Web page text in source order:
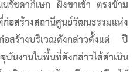
รัชดาภิเษก ฝั่งขาเข้า ตรงข้าม
สร้างสถานีศูนย์วัฒนธรรมแห่ง
อสร้างบริเวณดังกล่าวตั้งแต่ ปี
งานในพื้นที่ดังกล่าวได้ดำเนิน